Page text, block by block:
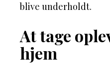
blive underholdt.
At tage
hjem